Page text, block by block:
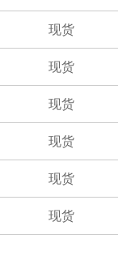
现货
现货
现货
现货
现货
现货